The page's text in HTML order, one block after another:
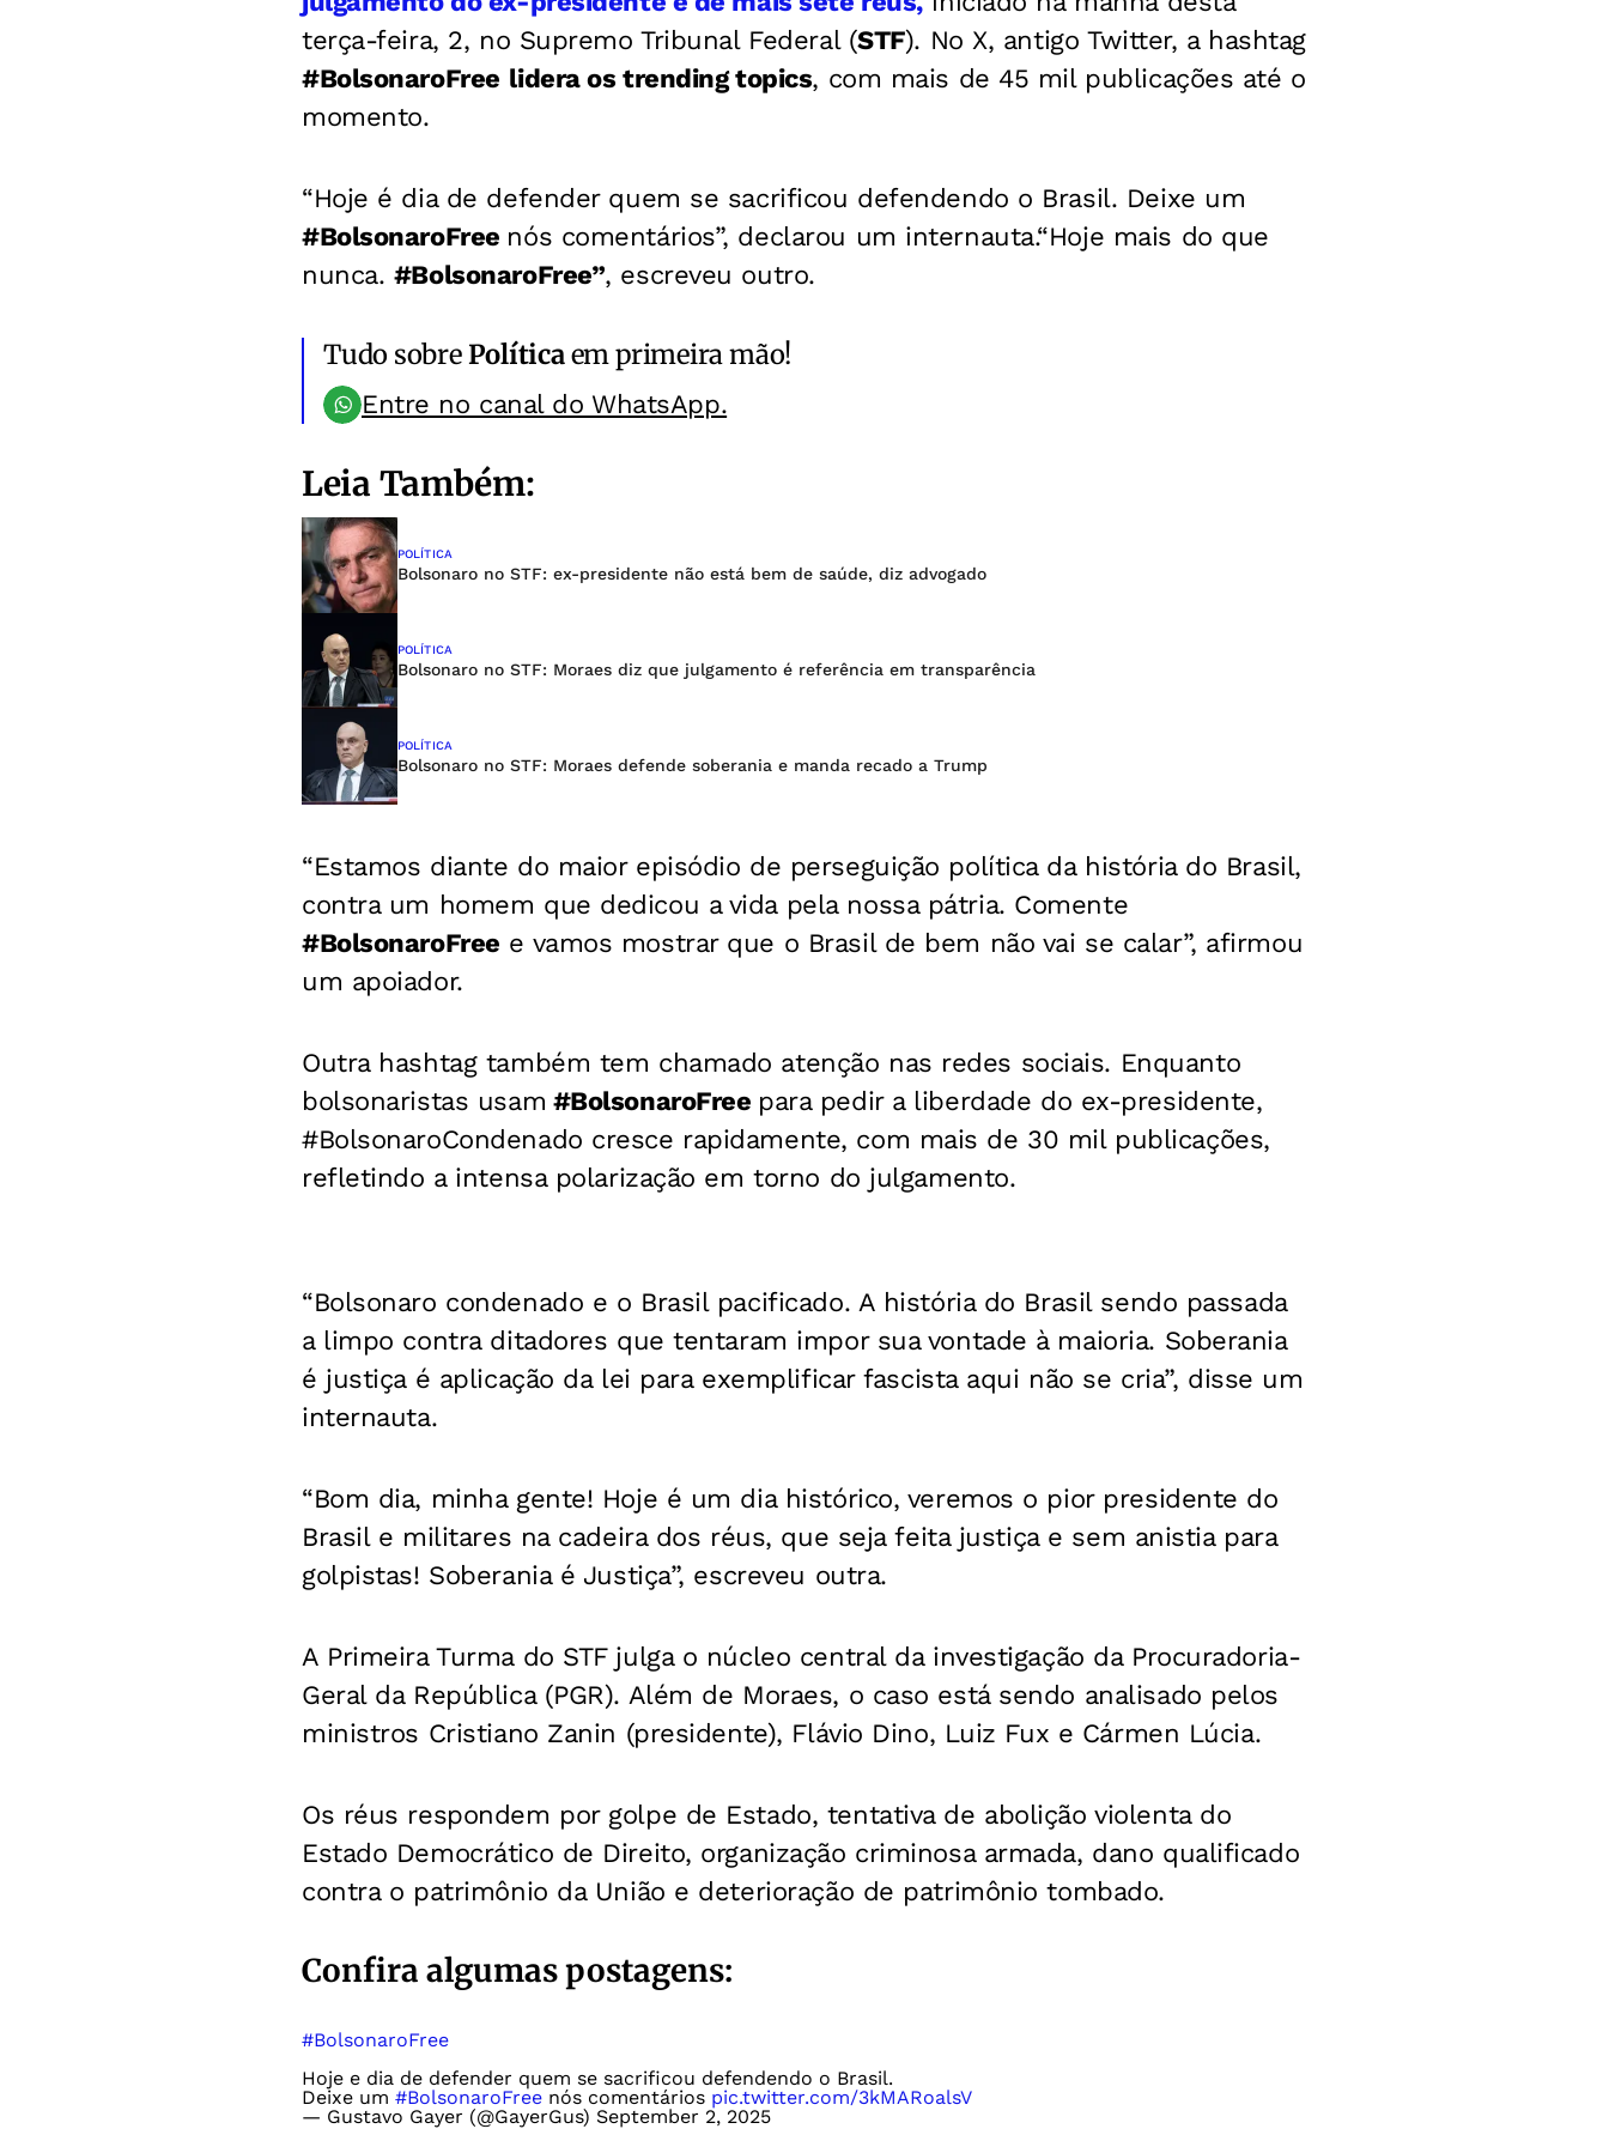
terça-feira, 2, no Supremo Tribunal Federal (STF). No X, antigo Twitter, a hashtag
#BolsonaroFree lidera os trending topics, com mais de 45 mil publicações até o
momento.
“Hoje é dia de defender quem se sacrificou defendendo o Brasil. Deixe um
#BolsonaroFree nós comentários”, declarou um internauta.“Hoje mais do que
nunca. #BolsonaroFree”, escreveu outro.
Tudo sobre Políticaem primeira mão!
Entre no canal do WhatsApp.
Leia Também:
POLÍTICA
Bolsonaro no STF: ex-presidente não está bem de saúde, diz advogado
POLÍTICA
Bolsonaro no STF: Moraes diz que julgamento é referência em transparência
POLÍTICA
Bolsonaro no STF: Moraes defende soberania e manda recado a Trump
“Estamos diante do maior episódio de perseguição política da história do Brasil,
contra um homem que dedicou a vida pela nossa pátria. Comente
#BolsonaroFree e vamos mostrar que o Brasil de bem não vai se calar”, afirmou
um apoiador.
Outra hashtag também tem chamado atenção nas redes sociais. Enquanto
bolsonaristas usam #BolsonaroFree para pedir a liberdade do ex-presidente,
#BolsonaroCondenado cresce rapidamente, com mais de 30 mil publicações,
refletindo a intensa polarização em torno do julgamento.
“Bolsonaro condenado e o Brasil pacificado. A história do Brasil sendo passada
a limpo contra ditadores que tentaram impor sua vontade à maioria. Soberania
é justiça é aplicação da lei para exemplificar fascista aqui não se cria”, disse um
internauta.
“Bom dia, minha gente! Hoje é um dia histórico, veremos o pior presidente do
Brasil e militares na cadeira dos réus, que seja feita justiça e sem anistia para
golpistas! Soberania é Justiça”, escreveu outra.
A Primeira Turma do STF julga o núcleo central da investigação da Procuradoria-
Geral da República (PGR). Além de Moraes, o caso está sendo analisado pelos
ministros Cristiano Zanin (presidente), Flávio Dino, Luiz Fux e Cármen Lúcia.
Os réus respondem por golpe de Estado, tentativa de abolição violenta do
Estado Democrático de Direito, organização criminosa armada, dano qualificado
contra o patrimônio da União e deterioração de patrimônio tombado.
Confira algumas postagens:
#BolsonaroFree
Hoje e dia de defender quem se sacrificou defendendo o Brasil.
Deixe um #BolsonaroFree nós comentários pic.twitter.com/3kMARoalsV
— Gustavo Gayer (@GayerGus) September 2, 2025